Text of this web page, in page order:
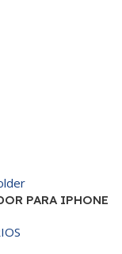
PARA IPHONE